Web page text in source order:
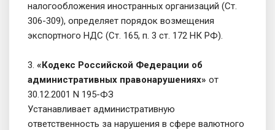
налогообложения иностранных организаций (Ст.
306-309), определяет порядок возмещения
экспортного НДС (Ст. 165, п. 3 ст. 172 НК РФ).
3. «Кодекс Российской Федерации об
административных правонарушениях» от
30.12.2001 N 195-ФЗ
Устанавливает административную
ответственность за нарушения в сфере валютного